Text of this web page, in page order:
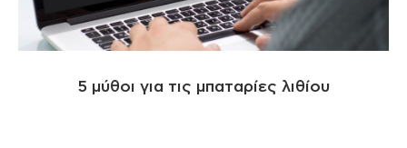
5 μύθοι για τις μπαταρίες λιθίου